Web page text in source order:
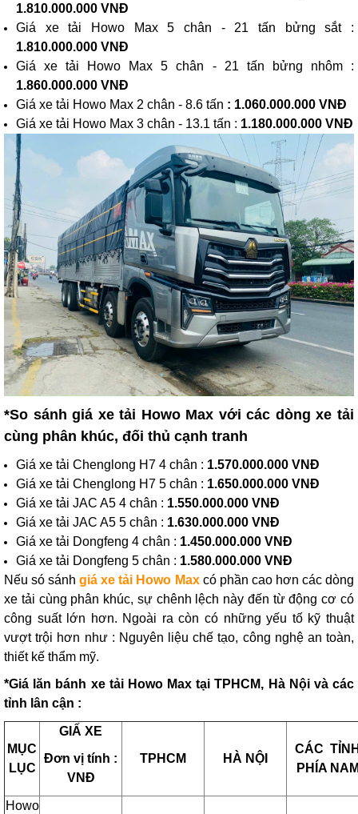
1.810.000.000 VNĐ
Giá xe tải Howo Max 5 chân - 21 tấn bửng sắt :
1.810.000.000 VNĐ
Giá xe tải Howo Max 5 chân - 21 tấn bửng nhôm :
1.860.000.000 VNĐ
Giá xe tải Howo Max 2 chân - 8.6 tấn : 1.060.000.000 VNĐ
Giá xe tải Howo Max 3 chân - 13.1 tấn : 1.180.000.000 VNĐ
*So sánh giá xe tải Howo Max với các dòng xe tải
cùng phân khúc, đối thủ cạnh tranh
Giá xe tải Chenglong H7 4 chân : 1.570.000.000 VNĐ
Giá xe tải Chenglong H7 5 chân : 1.650.000.000 VNĐ
Giá xe tải JAC A5 4 chân : 1.550.000.000 VNĐ
Giá xe tải JAC A5 5 chân : 1.630.000.000 VNĐ
Giá xe tải Dongfeng 4 chân : 1.450.000.000 VNĐ
Giá xe tải Dongfeng 5 chân : 1.580.000.000 VNĐ
Nếu só sánhgiá xe tải Howo Maxcó phần cao hơn các dòng
xe tải cùng phân khúc, sự chênh lệch này đến từ động cơ có
công suất lớn hơn. Ngoài ra còn có những yếu tố kỹ thuật
vượt trội hơn như : Nguyên liệu chế tạo, công nghệ an toàn,
thiết kế thẩm mỹ.
*Giá lăn bánh xe tải Howo Max tại TPHCM, Hà Nội và các
tỉnh lân cận :
MỤC
LỤC
GIẤ XE
Đơn vị tính :
VNĐ
TPHCM HÀ NỘI
CÁC
PHÍA
Howo